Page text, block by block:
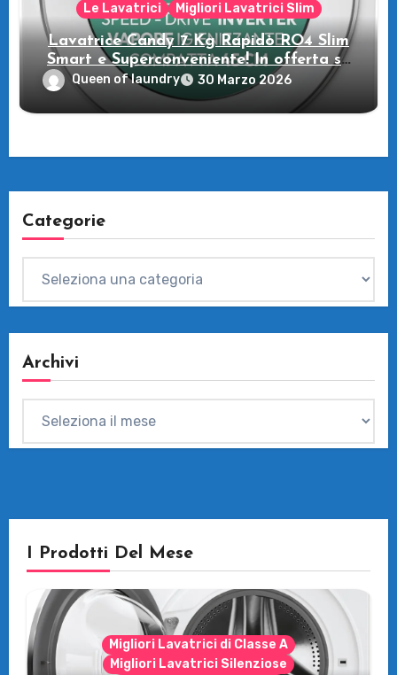
Le Lavatrici Migliori Lavatrici Slim
Lavatrice Candy 7 Kg Rapidò RO4 Slim
Smart e Superconveniente! In offerta su
Amazon
Queen of laundry 30 Marzo 2026
Categorie
Archivi
I Prodotti Del Mese
Migliori Lavatrici di Classe A
Migliori Lavatrici Silenziose